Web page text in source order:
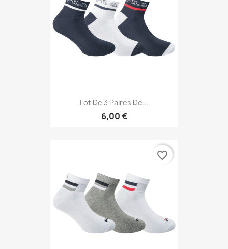
Lot De 3 Paires De...
6,00 €
favorite_border